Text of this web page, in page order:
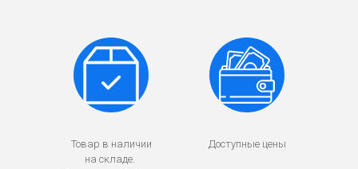
Товар в наличии
на складе.
Доступные цены